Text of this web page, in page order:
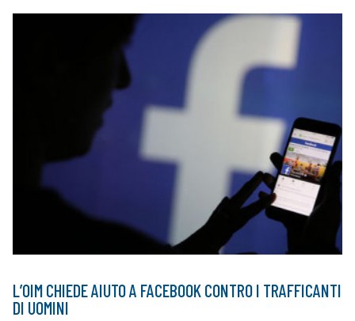
L’OIM CHIEDE AIUTO A FACEBOOK CONTRO I TRAFFICANTI
DI UOMINI